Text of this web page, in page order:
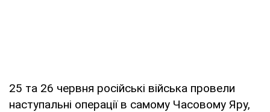
25 та 26 червня російські війська провели
наступальні операції в самому Часовому Яру,